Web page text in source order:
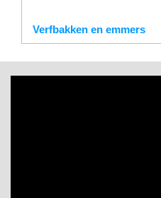
Verfbakken en emmers